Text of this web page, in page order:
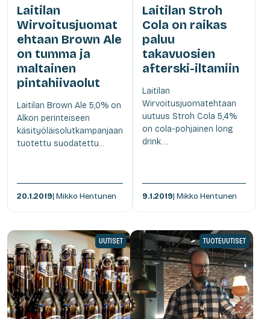
Laitilan
Wirvoitusjuomat
ehtaan Brown Ale
on tumma ja
maltainen
pintahiivaolut
Laitilan Brown Ale 5,0% on
Alkon perinteiseen
käsityöläisolutkampanjaan
tuotettu suodatettu...
20.1.2019| Mikko Hentunen
Laitilan Stroh
Cola on raikas
paluu
takavuosien
afterski-iltamiin
Laitilan
Wirvoitusjuomatehtaan
uutuus Stroh Cola 5,4%
on cola-pohjainen long
drink....
9.1.2019| Mikko Hentunen
UUTISET TUOTEUUTISET